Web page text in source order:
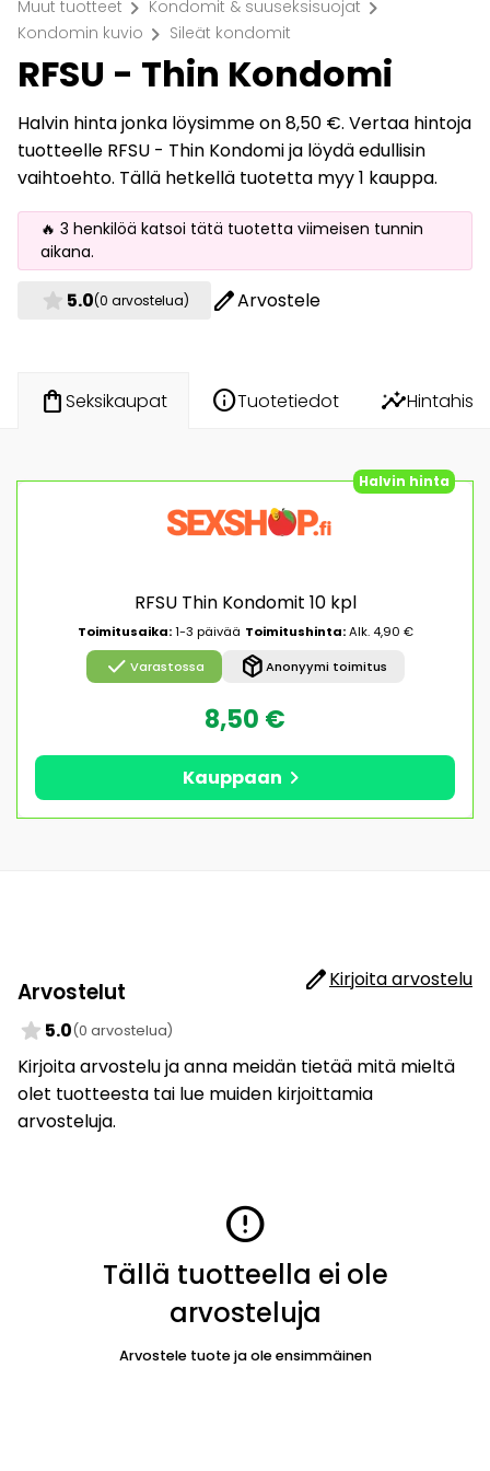
Muut tuotteet chevron_right Kondomit & suuseksisuojat chevron_right
Kondomin kuvio chevron_right Sileät kondomit
RFSU - Thin Kondomi
Halvin hinta jonka löysimme on 8,50 €. Vertaa hintoja
tuotteelle RFSU - Thin Kondomi ja löydä edullisin
vaihtoehto. Tällä hetkellä tuotetta myy 1 kauppa.
🔥 3 henkilöä katsoi tätä tuotetta viimeisen tunnin
aikana.
star 5.0(0 arvostelua) editArvostele
shopping_bagSeksikaupat infoTuotetiedot insights
Halvin hinta
RFSU Thin Kondomit 10 kpl
Toimitusaika:1-3 päivää Toimitushinta:Alk. 4,90 €
check Varastossa package_2Anonyymi toimitus
8,50 €
Kauppaan chevron_right
Arvostelut editKirjoita arvostelu
star 5.0(0 arvostelua)
Kirjoita arvostelu ja anna meidän tietää mitä mieltä
olet tuotteesta tai lue muiden kirjoittamia
arvosteluja.
error
Tällä tuotteella ei ole
arvosteluja
Arvostele tuote ja ole ensimmäinen